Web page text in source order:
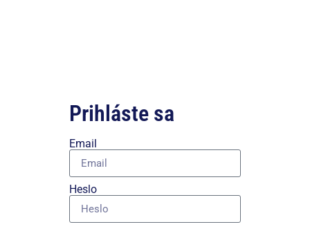
Prihláste sa
Email
Heslo